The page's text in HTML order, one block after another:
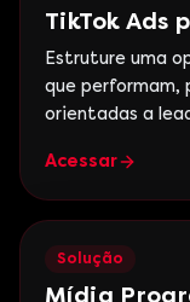
TikTok Ads
Estruture uma
que performam,
orientadas a
Acessar
Solução
Mídia